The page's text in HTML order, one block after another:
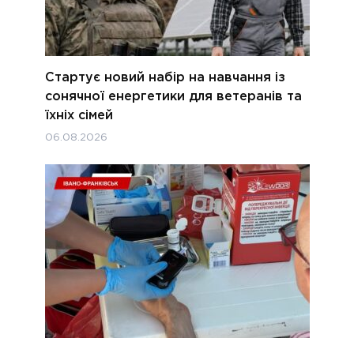
Стартує новий набір на навчання із
сонячної енергетики для ветеранів та
їхніх сімей
06.08.2026